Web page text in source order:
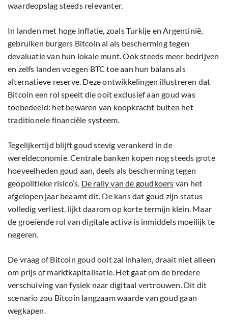
waardeopslag steeds relevanter.
In landen met hoge inflatie, zoals Turkije en Argentinië,
gebruiken burgers Bitcoin al als bescherming tegen
devaluatie van hun lokale munt. Ook steeds meer bedrijven
en zelfs landen voegen BTC toe aan hun balans als
alternatieve reserve. Deze ontwikkelingen illustreren dat
Bitcoin een rol speelt die ooit exclusief aan goud was
toebedeeld: het bewaren van koopkracht buiten het
traditionele financiële systeem.
Tegelijkertijd blijft goud stevig verankerd in de
wereldeconomie. Centrale banken kopen nog steeds grote
hoeveelheden goud aan, deels als bescherming tegen
geopolitieke risico’s. De rally van de goudkoers van het
afgelopen jaar beaamt dit. De kans dat goud zijn status
volledig verliest, lijkt daarom op korte termijn klein. Maar
de groeiende rol van digitale activa is inmiddels moeilijk te
negeren.
De vraag of Bitcoin goud ooit zal inhalen, draait niet alleen
om prijs of marktkapitalisatie. Het gaat om de bredere
verschuiving van fysiek naar digitaal vertrouwen. Dit dit
scenario zou Bitcoin langzaam waarde van goud gaan
wegkapen.